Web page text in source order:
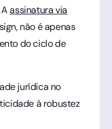
Aassinatura via
não é apenas
do ciclo de
jurídica no
à robustez